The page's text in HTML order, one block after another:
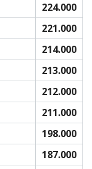
224.000
221.000
214.000
213.000
212.000
211.000
198.000
187.000